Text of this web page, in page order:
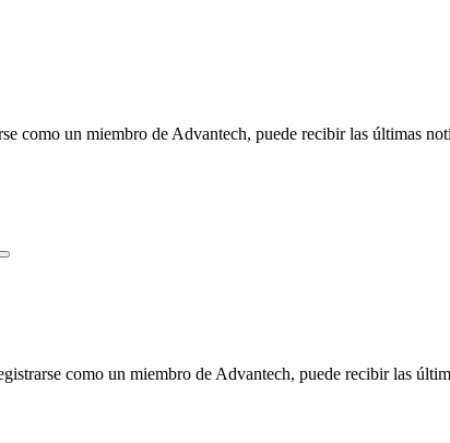
como un miembro de Advantech, puede recibir las últimas
como un miembro de Advantech, puede recibir las